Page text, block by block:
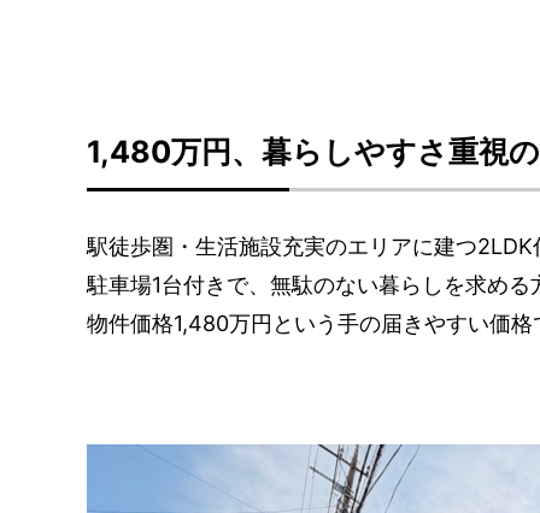
1,480万円、暮らしやすさ重視
駅徒歩圏・生活施設充実のエリアに建つ
駐車場1台付きで、無駄のない暮らしを求める
物件価格1,480万円という手の届きやすい価